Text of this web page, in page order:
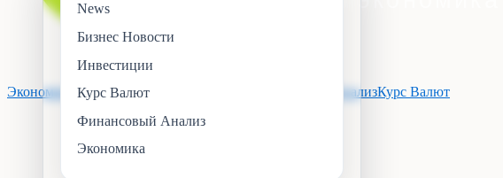
Экономика Инвестиции Финансовый АнализКурс Валют
News
Бизнес Новости
Инвестиции
Курс Валют
Финансовый Анализ
Экономика